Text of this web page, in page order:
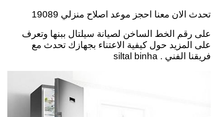
تحدث الان معنا احجز موعد اصلاح منزلي 19089
على رقم الخط الساخن لصيانة سيلتال ببنها وتعرف
على المزيد حول كيفية الاعتناء بجهازك تحدث مع
فريقنا الفني . siltal binha